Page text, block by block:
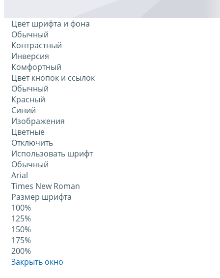
Цвет шрифта и фона
Обычный
Контрастный
Инверсия
Комфортный
Цвет кнопок и ссылок
Обычный
Красный
Синий
Изображения
Цветные
Отключить
Использовать шрифт
Обычный
Arial
Times New Roman
Размер шрифта
100%
125%
150%
175%
200%
Закрыть окно